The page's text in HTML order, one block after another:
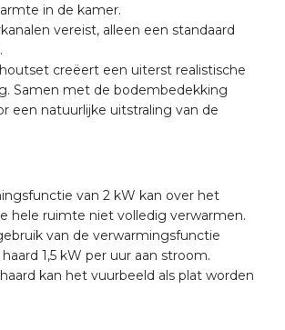
in de kamer.
vereist, alleen een standaard
creëert een uiterst realistische
Samen met de bodembedekking
een natuurlijke uitstraling van de
van 2 kW kan over het
hele ruimte niet volledig verwarmen.
van de verwarmingsfunctie
1,5 kW per uur aan stroom.
kan het vuurbeeld als plat worden